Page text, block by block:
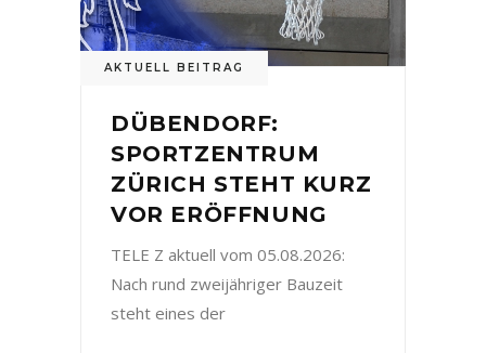
AKTUELL BEITRAG
DÜBENDORF:
SPORTZENTRUM
ZÜRICH STEHT KURZ
VOR ERÖFFNUNG
TELE Z aktuell vom 05.08.2026:
Nach rund zweijähriger Bauzeit
steht eines der